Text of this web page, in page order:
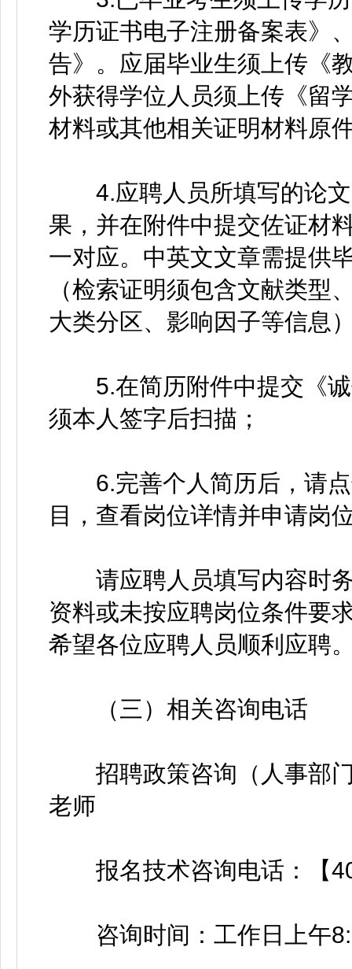
学历证书电子注册备案表》
告》。应届毕业生须上传《
外获得学位人员须上传《留
材料或其他相关证明材料原
4.应聘人员所填写的论文
果，并在附件中提交佐证材
一对应。中英文文章需提供
（检索证明须包含文献类型
大类分区、影响因子等信息
5.在简历附件中提交《诚
须本人签字后扫描；
6.完善个人简历后，请点
目，查看岗位详情并申请岗
请应聘人员填写内容时务
资料或未按应聘岗位条件要
希望各位应聘人员顺利应聘
（三）相关咨询电话
招聘政策咨询（人事部门
老师
报名技术咨询电话：【
咨询时间：工作日上午